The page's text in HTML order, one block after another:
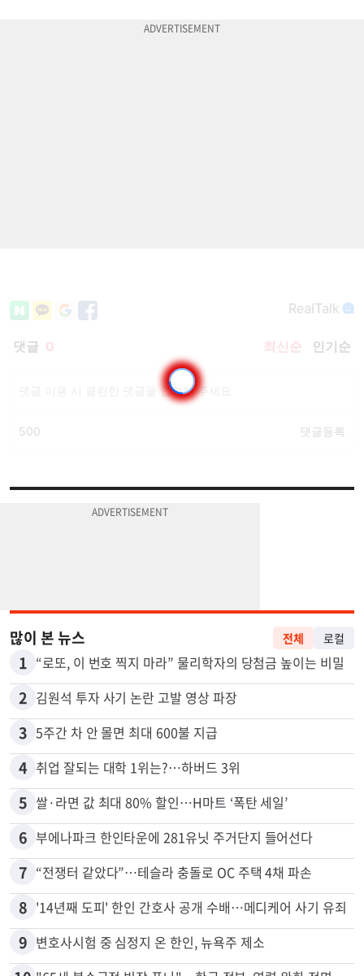
많이 본 뉴스
1 “로또, 이 번호 찍지 마라” 물리학자의 당첨금 높이는 비밀
2 김원석 투자 사기 논란 고발 영상 파장
3 5주간 차 안 몰면 최대 600불 지급
4 취업 잘되는 대학 1위는?…하버드 3위
5 쌀·라면 값 최대 80% 할인…H마트 ‘폭탄 세일’
6 부에나파크 한인타운에 281유닛 주거단지 들어선다
7 “전쟁터 같았다”…테슬라 충돌로 OC 주택 4채 파손
8 '14년째 도피' 한인 간호사 공개 수배…메디케어 사기 유죄